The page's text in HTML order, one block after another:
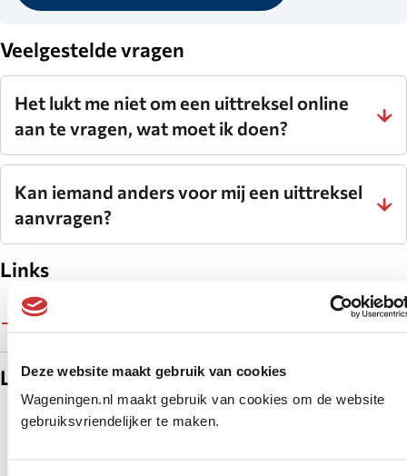
Deze website maakt gebruik van cookies
Wageningen.nl maakt gebruik van cookies om de website
gebruiksvriendelijker te maken.
website.
Veelgestelde vragen
Het lukt me niet om een uittreksel online
aan te vragen, wat moet ik doen?
Kan iemand anders voor mij een uittreksel
aanvragen?
Links
Informatie over de basisregistratie personen op de
Locaties
Stadhuis - Publiekszaken